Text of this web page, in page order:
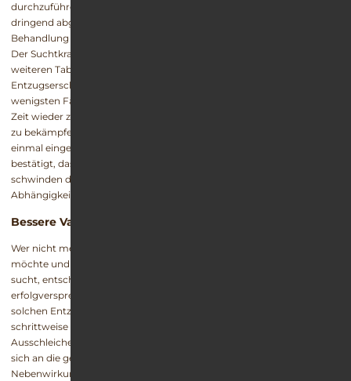
durchzuführen. Allerdings kann von dieser Entzugsmethode nur
dringend abgeraten werden. Bei einem kalten Entzug wird die
Behandlung mit dem Medikament mit sofortiger Wirkung beendet.
Der Suchtkranke nimmt also ohne vorherige Vorbereitung keine
weiteren Tabletten mehr ein und versucht die Nebenwirkungen und
Entzugserscheinungen “auszuhalten”. Leider gelingt das nur in den
wenigsten Fällen. Die meisten Menschen greifen innerhalb kürzester
Zeit wieder zu dem Wirkstoff – sei es, um die Symptome des Entzugs
zu bekämpfen oder endlich wieder Schlaf zu finden. Ist der Rückfall
einmal eingetreten, sehen sich die Betroffenen in der Annahme
bestätigt, dass es ohne das Schlafmittel nicht geht. Dadurch
schwinden die Chancen für weitere Versuche, sich aus der Zolpidem-
Abhängigkeit zu befreien.
Bessere Variante: Warmer Entzug von Zolpidem
Wer nicht mehr länger vom Wirkstoff Zolpidem abhängig sein
möchte und sich für den Entzug ärztliche und therapeutische Hilfe
sucht, entscheidet sich für den leichteren und
erfolgversprechenderen Weg des warmen Entzugs. Bei einem
solchen Entzug werden die Tabletten mit dem Wirkstoff langsam und
schrittweise (fraktioniert) abgesetzt. Man spricht hierbei auch von
Ausschleichen. Dadurch erhalten Körper und Psyche die Möglichkeit,
sich an die geringere Dosis zu gewöhnen, ohne mit unerwünschten
Nebenwirkungen in Form starker Entzugserscheinungen zu